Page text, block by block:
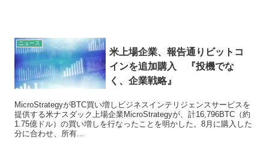
ニュース
米上場企業、報告通りビットコ
インを追加購入 『投機でな
く、企業戦略』
MicroStrategyがBTC買い増しビジネスインテリジェンスサービスを
提供する米ナスダック上場企業MicroStrategyが、計16,796BTC（約
1.75億ドル）の買い増しを行なったことを明かした。8月に購入した
分に合わせ、所有...